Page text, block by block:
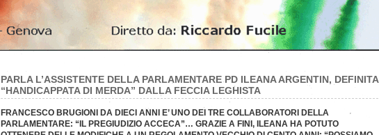
PARLA L’ASSISTENTE DELLA PARLAMENTARE PD ILEANA ARGENTIN, DEFINITA
“HANDICAPPATA DI MERDA” DALLA FECCIA LEGHISTA
FRANCESCO BRUGIONI DA DIECI ANNI E’ UNO DEI TRE COLLABORATORI DELLA
PARLAMENTARE: “IL PREGIUDIZIO ACCECA”… GRAZIE A FINI, ILEANA HA POTUTO